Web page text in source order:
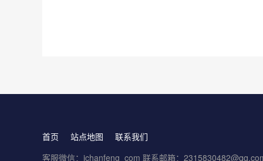
首页 站点地图
联系我们
客服微信：ichanfeng_com 联系邮箱：